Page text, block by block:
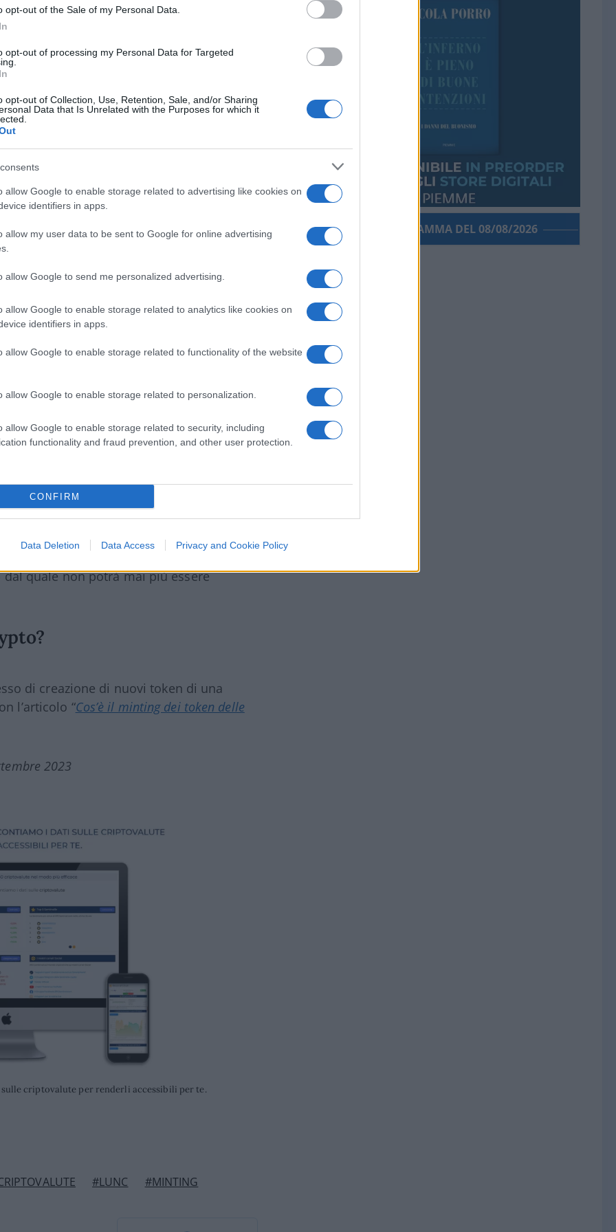
opt-out of the Sale of my Personal Data.
opt-out of processing my Personal Data for Targeted
opt-out of Collection, Use, Retention, Sale, and/or Sharing
Data that Is Unrelated with the Purposes for which it
allow Google to enable storage related to advertising like cookies on
identifiers in apps.
allow my user data to be sent to Google for online advertising
allow Google to send me personalized advertising.
allow Google to enable storage related to analytics like cookies on
identifiers in apps.
allow Google to enable storage related to functionality of the website
allow Google to enable storage related to personalization.
allow Google to enable storage related to security, including
functionality and fraud prevention, and other user protection.
CONFIRM
Data Deletion Data Access Privacy and Cookie Policy
scatenando una fuga di investitori. Dopo
la
a soli circa $0.13, mentre il valore di
Terra Classic ha tentato la rinascita
di LUNA sulla sua blockchain.
LUNA aveva ancora una
più di 361 milioni di dollari.
a gennaio, quandoBinance aveva
rete
bruciati (l’ormai famoso “ burning” di
il sostegno di circa il 96% che aveva
questa decisione “apre la porta alle
USTC
tutto il volume di trading di LUNC, e si
token LUNC in circolazione.
.
di un token di criptovaluta dalla
quale non potrà mai più essere
di creazione di nuovi token di una
l’articolo “Cos’è il minting dei token delle
2023
criptovalute per renderli accessibili per te.
#LUNC
#MINTING
PORROGRAMMA DEL 08/08/2026